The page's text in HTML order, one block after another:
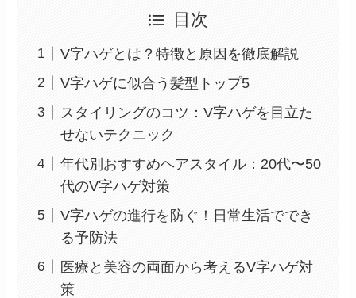
目次
V字ハゲとは？特徴と原因を徹底解説
V字ハゲに似合う髪型トップ5
スタイリングのコツ：V字ハゲを目立た
せないテクニック
年代別おすすめヘアスタイル：20代〜50
代のV字ハゲ対策
V字ハゲの進行を防ぐ！日常生活ででき
る予防法
医療と美容の両面から考えるV字ハゲ対
策